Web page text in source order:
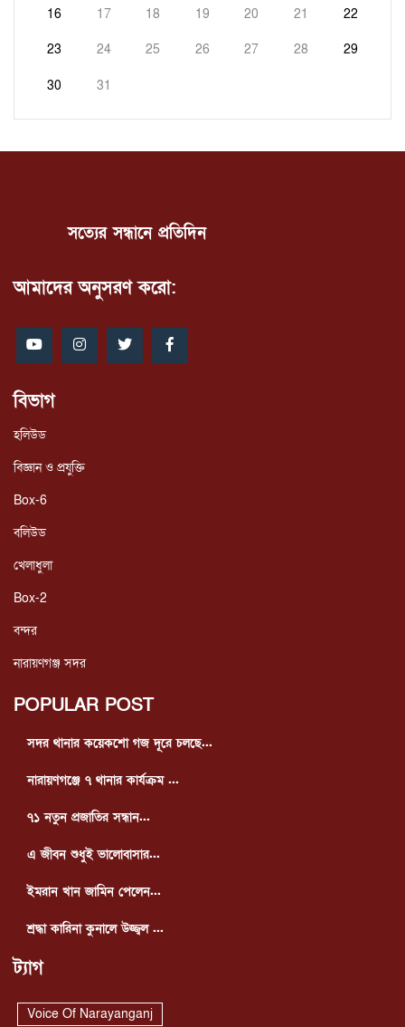
16 17 18 19 20 21 22
23 24 25 26 27 28 29
30 31
সত্যের সন্ধানে প্রতিদিন
আমাদের অনুসরণ করো:
বিভাগ
হলিউড
বিজ্ঞান ও প্রযুক্তি
Box-6
বলিউড
খেলাধুলা
Box-2
বন্দর
নারায়ণগঞ্জ সদর
POPULAR POST
সদর থানার কয়েকশো গজ দূরে চলছে...
নারায়ণগঞ্জে ৭ থানার কার্যক্রম ...
৭১ নতুন প্রজাতির সন্ধান...
এ জীবন শুধুই ভালোবাসার...
ইমরান খান জামিন পেলেন...
শ্রদ্ধা কারিনা কুনালে উজ্জ্বল ...
ট্যাগ
Voice Of Narayanganj